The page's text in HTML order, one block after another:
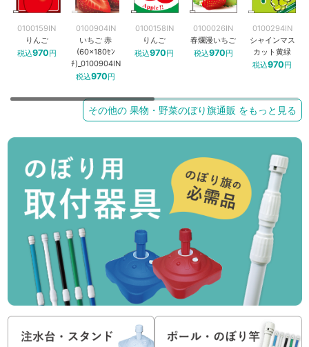
0100159IN
りんご
税込970円
0100904IN
いちご 赤
(60×180ｾﾝ
ﾁ)_0100904IN
税込970円
0100158IN
りんご
税込970円
0100026IN
春爛漫いちご
税込970円
0100294IN
シャインマス
カット黄緑
税込970円
その他の 果物・野菜のぼり旗通販 をもっと見る